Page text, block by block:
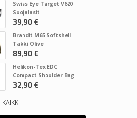
Swiss Eye Target V620
Suojalasit
39,90 €
Brandit M65 Softshell
Takki Olive
89,90 €
Helikon-Tex EDC
Compact Shoulder Bag
32,90 €
KAIKKI